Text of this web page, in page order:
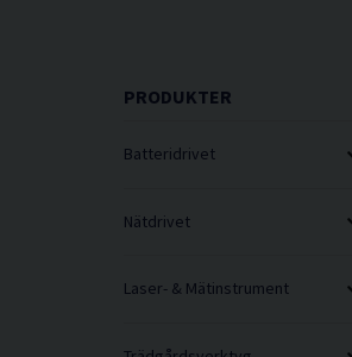
PRODUKTER
Batteridrivet
Nätdrivet
Laser- & Mätinstrument